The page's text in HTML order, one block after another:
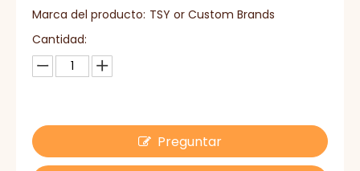
Marca del producto: TSY or Custom Brands
Cantidad:
Preguntar